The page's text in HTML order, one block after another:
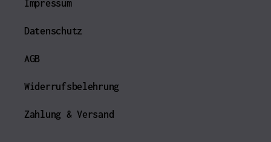
Impressum
Datenschutz
AGB
Widerrufsbelehrung
Zahlung & Versand